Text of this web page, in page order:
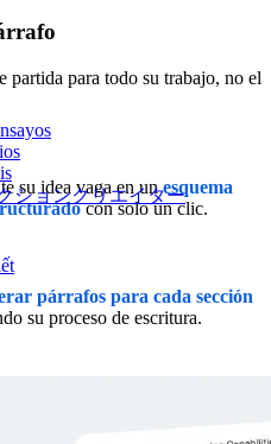
ションクリエイター
partida para todo su trabajo, no el
su idea vaga en unesquema
con solo un clic.
párrafos para cada sección
su proceso de escritura.